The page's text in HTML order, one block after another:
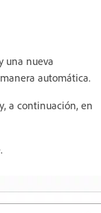
una nueva
automática.
y, a continuación, en